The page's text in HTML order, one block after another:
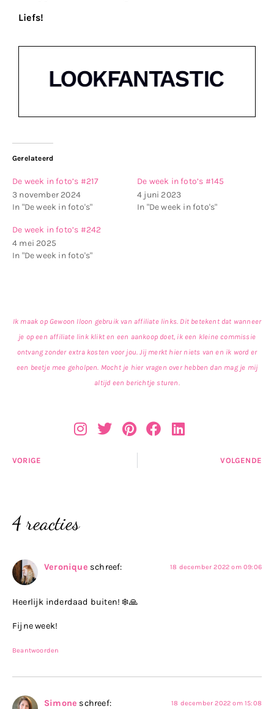
Liefs!
Gerelateerd
De week in foto’s #217
3 november 2024
In "De week in foto's"
De week in foto’s #145
4 juni 2023
In "De week in foto's"
De week in foto’s #242
4 mei 2025
In "De week in foto's"
Ik maak op Gewoon Iloon gebruik van affiliate links. Dit betekent dat wanneer
je op een affiliate link klikt en een aankoop doet, ik een kleine commissie
ontvang zonder extra kosten voor jou. Jij merkt hier niets van en ik word er
een beetje mee geholpen. Mocht je hier vragen over hebben dan mag je mij
altijd een berichtje sturen.
VORIGE VOLGENDE
4 reacties
Veronique schreef: 18 december 2022 om 09:06
Heerlijk inderdaad buiten! ❄️🙏
Fijne week!
Beantwoorden
Simone schreef: 18 december 2022 om 15:08